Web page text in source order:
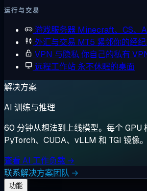
运行与交易
游戏服务器 Minecraft、CS、
外汇与交易 MT5 紧邻你的经
VPN 与隐私 你自己的私有
远程工作站 永不休眠的桌面
解决方案
AI 训练与推理
60 分钟从想法到上线模型。每个 GPU
PyTorch、CUDA、vLLM 和 TGI 镜像。
查看 AI 工作负载 →
联系解决方案团队 →